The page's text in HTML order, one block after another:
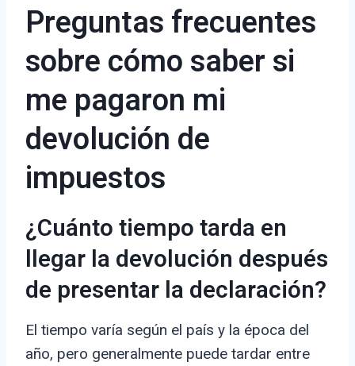
Preguntas frecuentes
sobre cómo saber si
me pagaron mi
devolución de
impuestos
¿Cuánto tiempo tarda en
llegar la devolución después
de presentar la declaración?
El tiempo varía según el país y la época del
año, pero generalmente puede tardar entre